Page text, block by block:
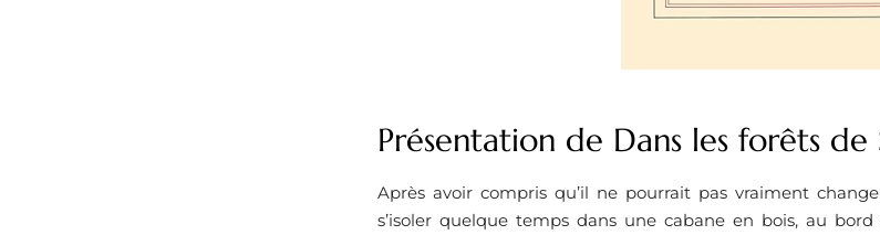
Présentation de Dans les forêts de
Après avoir compris qu’il ne pourrait pas vraiment
s’isoler quelque temps dans une cabane en bois, au